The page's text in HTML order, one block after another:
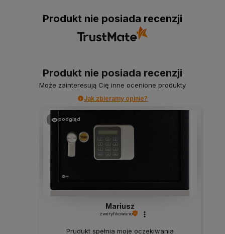
Produkt nie posiada recenzji
Produkt nie posiada recenzji
Może zainteresują Cię inne ocenione produkty
Jak zbieramy opinie?
podgląd
Mariusz
zweryfikowano
Prudukt spełnia moje oczekiwania